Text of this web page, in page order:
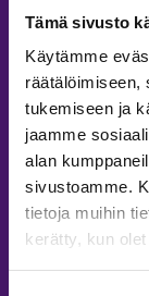
Tämä sivusto
Käytämme
räätälöimiseen,
tukemiseen ja
jaamme
alan
sivustoamme.
tietoja muihin
kerätty, kun